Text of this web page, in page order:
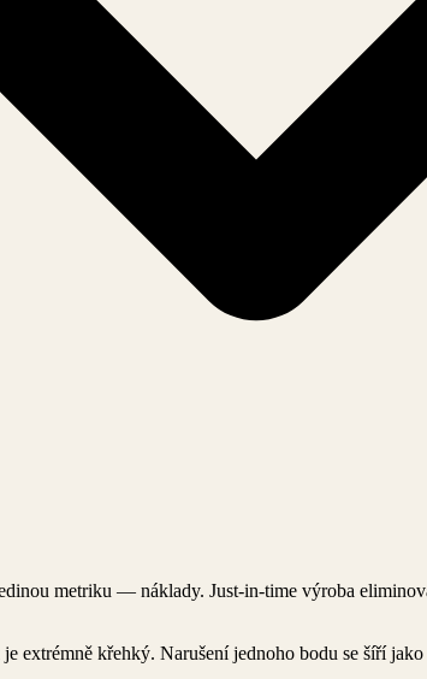
metriku — náklady. Just-in-time výroba
křehký. Narušení jednoho bodu se šíří